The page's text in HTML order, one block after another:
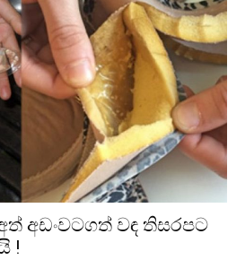
අඩංවටගත් වඳ තිසරපට
!